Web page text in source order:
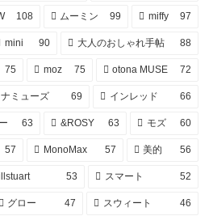
108 ムーミン 99 miffy 97
mini 90 大人のおしゃれ手帖 88
75 moz 75 otona MUSE 72
ミューズ 69 インレッド 66
63 &ROSY 63 モズ 60
57 MonoMax 57 美的 56
53 スマート 52
グロー 47 スウィート 46